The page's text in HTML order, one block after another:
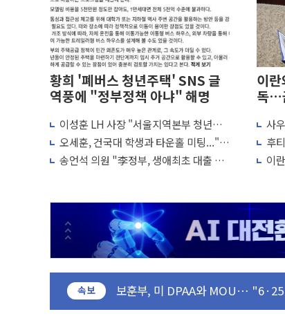
황희 '폐버스 청년주택' SNS 글
역풍에 "정부정책 아냐" 해명
이성훈 LH 사장 "서울지역본부 청년주
택으로"…직원 사기 회복도 숙제
오세훈, 건국대 학생과 타운홀 미팅..."청
년 주택 7.4만가구 공급 실현"
송언석 의원 "李정부, 생애최초 대출 6억
이
독…
사
협
협
후
격…
이
속보
이란의 핵심 원유 수출항 '하르그
美 고용 쇼크에 엔화 장중 급등…시
[AI MY 뉴스] 뉴욕 반도체주 프리
[종합] 美 7월 고용 2만3000명 감
[사진] 이슬람 수니파 3개국, 공동방
뉴욕증시 개장 전 특징주...아틀라
보훈부, 미 DPAA와 MOU… "6·25
트럼프 "금리 내려야"…파월 때와
특정 정치인 측근 포항시 정책특보